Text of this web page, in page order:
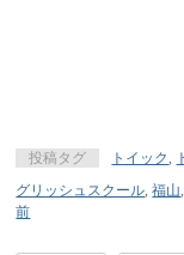
投稿タグ トイック,
グリッシュスクール,福山
前